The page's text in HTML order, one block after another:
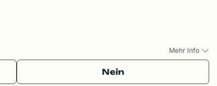
Mehr Info
Nein